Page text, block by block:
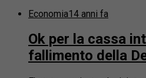
Economia14 anni fa
Ok per la cassa
fallimento della